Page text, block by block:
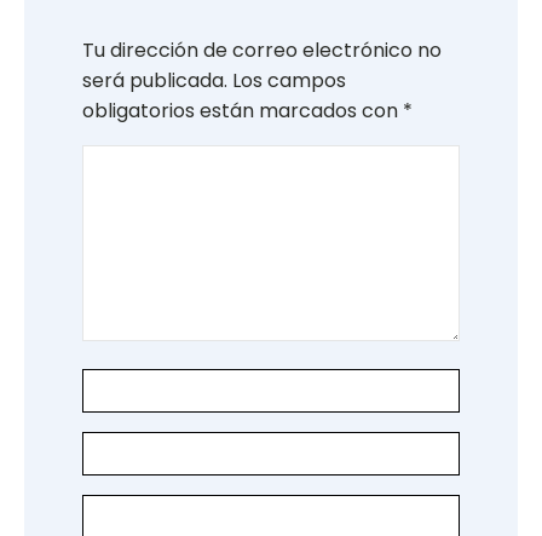
Tu dirección de correo electrónico no
será publicada. Los campos
obligatorios están marcados con *